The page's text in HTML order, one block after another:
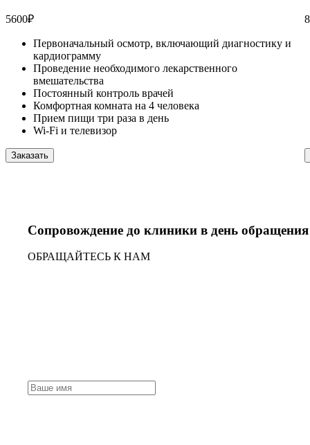
5600₽
Первоначальный осмотр, включающий диагностику и
кардиограмму
Проведение необходимого лекарственного
вмешательства
Постоянный контроль врачей
Комфортная комната на 4 человека
Прием пищи три раза в день
Wi-Fi и телевизор
Заказать
Сопровождение до клиники в день обращения
ОБРАЩАЙТЕСЬ К НАМ